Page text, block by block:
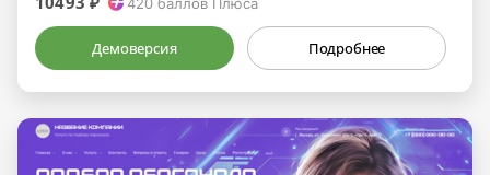
420 баллов Плюса
Демоверсия Подробнее